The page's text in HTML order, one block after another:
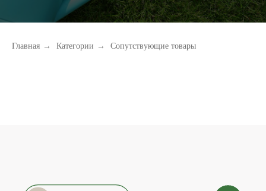
Главная → Категории → Сопутствующие товары